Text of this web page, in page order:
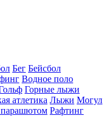
Бег Бейсбол
Водное поло
Горные лыжи
атлетика Лыжи Могул
Рафтинг